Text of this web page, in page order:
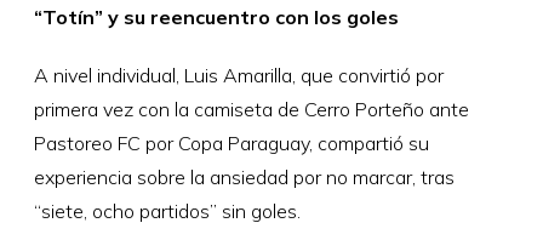
“Totín” y su reencuentro con los goles
A nivel individual, Luis Amarilla, que convirtió por
primera vez con la camiseta de Cerro Porteño ante
Pastoreo FC por Copa Paraguay, compartió su
experiencia sobre la ansiedad por no marcar, tras
“siete, ocho partidos” sin goles.